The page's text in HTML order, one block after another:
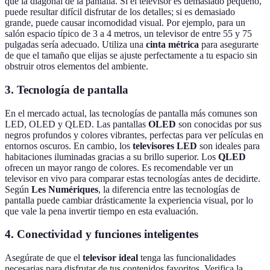
puede resultar difícil disfrutar de los detalles; si es demasiado
grande, puede causar incomodidad visual. Por ejemplo, para un
salón espacio típico de 3 a 4 metros, un televisor de entre 55 y 75
pulgadas sería adecuado. Utiliza una cinta métrica para asegurarte
de que el tamaño que elijas se ajuste perfectamente a tu espacio sin
obstruir otros elementos del ambiente.
3. Tecnología de pantalla
En el mercado actual, las tecnologías de pantalla más comunes son
LED, OLED y QLED. Las pantallas OLED son conocidas por sus
negros profundos y colores vibrantes, perfectas para ver películas en
entornos oscuros. En cambio, los televisores LED son ideales para
habitaciones iluminadas gracias a su brillo superior. Los QLED
ofrecen un mayor rango de colores. Es recomendable ver un
televisor en vivo para comparar estas tecnologías antes de decidirte.
Según Les Numériques, la diferencia entre las tecnologías de
pantalla puede cambiar drásticamente la experiencia visual, por lo
que vale la pena invertir tiempo en esta evaluación.
4. Conectividad y funciones inteligentes
Asegúrate de que el televisor ideal tenga las funcionalidades